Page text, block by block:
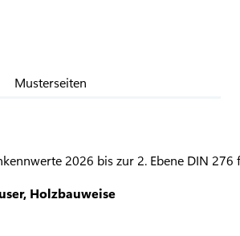
Musterseiten
2026 bis zur 2. Ebene DIN 276
Holzbauweise